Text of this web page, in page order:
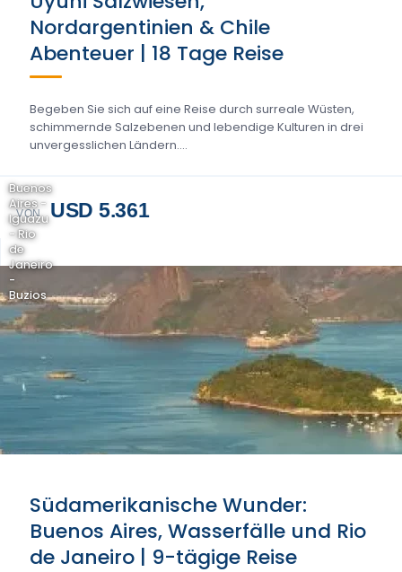
Nordargentinien & Chile
Abenteuer | 18 Tage Reise
Begeben Sie sich auf eine Reise durch surreale Wüsten,
schimmernde Salzebenen und lebendige Kulturen in drei
unvergesslichen Ländern....
VON USD 5.361
Buenos
Aires -
Iguazu
- Rio
de
Janeiro
-
Buzios
Südamerikanische Wunder:
Buenos Aires, Wasserfälle und Rio
de Janeiro | 9-tägige Reise